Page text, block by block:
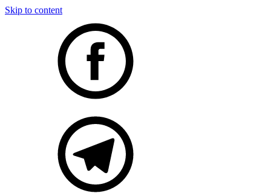
Skip to content